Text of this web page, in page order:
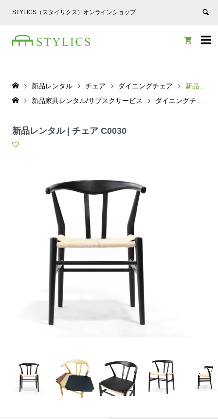
STYLICS（スタイリクス）オンラインショップ


新品レンタル チェア ダイニングチェア
新品レンタル | チェア C0030
新品家具レンタル/サブスクサービス
ダイニングチェア
新品レンタル | チェア C0030